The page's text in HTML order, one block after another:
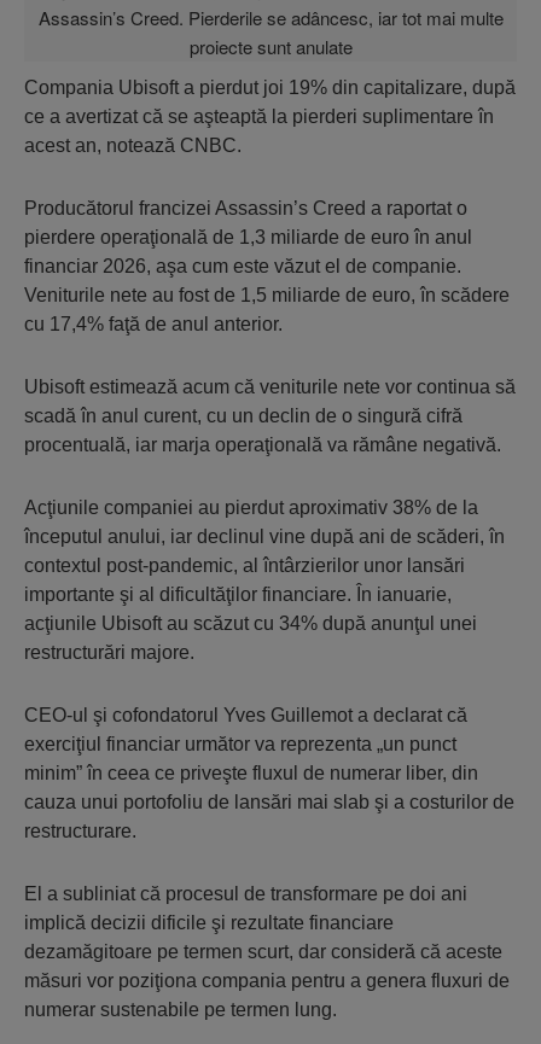
Compania Ubisoft a pierdut joi 19% din capitalizare, după
ce a avertizat că se aşteaptă la pierderi suplimentare în
acest an, notează CNBC.
Producătorul francizei Assassin’s Creed a raportat o
pierdere operaţională de 1,3 miliarde de euro în anul
financiar 2026, aşa cum este văzut el de companie.
Veniturile nete au fost de 1,5 miliarde de euro, în scădere
cu 17,4% faţă de anul anterior.
Ubisoft estimează acum că veniturile nete vor continua să
scadă în anul curent, cu un declin de o singură cifră
procentuală, iar marja operaţională va rămâne negativă.
Acţiunile companiei au pierdut aproximativ 38% de la
începutul anului, iar declinul vine după ani de scăderi, în
contextul post-pandemic, al întârzierilor unor lansări
importante şi al dificultăţilor financiare. În ianuarie,
acţiunile Ubisoft au scăzut cu 34% după anunţul unei
restructurări majore.
CEO-ul şi cofondatorul Yves Guillemot a declarat că
exerciţiul financiar următor va reprezenta „un punct
minim” în ceea ce priveşte fluxul de numerar liber, din
cauza unui portofoliu de lansări mai slab şi a costurilor de
restructurare.
El a subliniat că procesul de transformare pe doi ani
implică decizii dificile şi rezultate financiare
dezamăgitoare pe termen scurt, dar consideră că aceste
măsuri vor poziţiona compania pentru a genera fluxuri de
numerar sustenabile pe termen lung.